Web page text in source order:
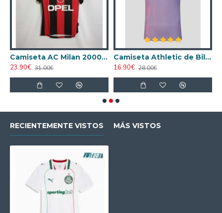
Camiseta AC Milan 2000/2001 Local Retro
23.90€ 31.00€
Camiseta Athletic de Bilbao 2024/2025 Alternativo
16.90€ 28.00€
RECIENTEMENTE VISTOS MÁS VISTOS